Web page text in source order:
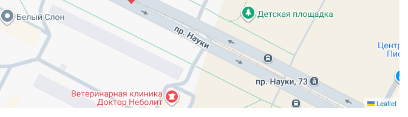
Leaflet